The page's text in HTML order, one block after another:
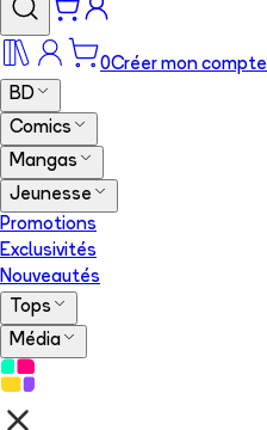
0Créer mon compte
BD
Comics
Mangas
Jeunesse
Promotions
Exclusivités
Nouveautés
Tops
Média